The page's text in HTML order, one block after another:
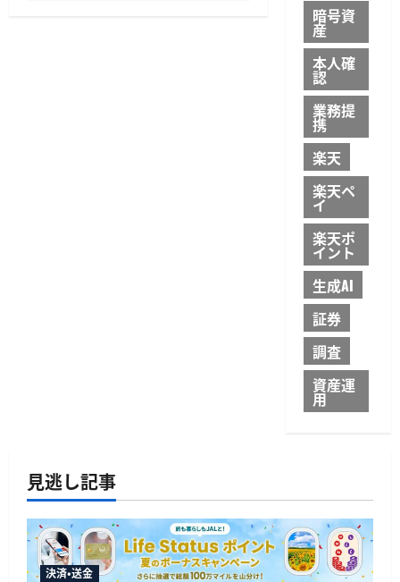
暗号資
産
本人確
認
業務提
携
楽天
楽天ペ
イ
楽天ポ
イント
生成AI
証券
調査
資産運
用
見逃し記事
決済・送金